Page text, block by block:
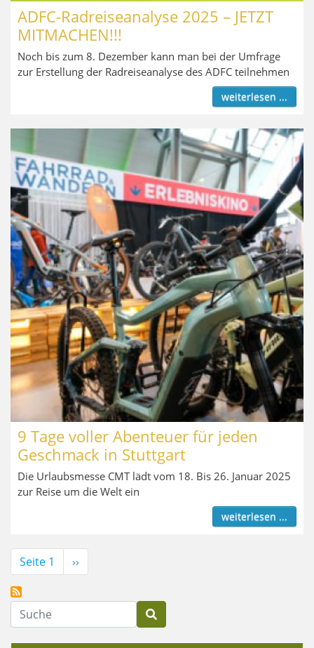
ADFC-Radreiseanalyse 2025 – JETZT
MITMACHEN!!!
Noch bis zum 8. Dezember kann man bei der Umfrage
zur Erstellung der Radreiseanalyse des ADFC teilnehmen
weiterlesen ...
9 Tage voller Abenteuer für jeden
Geschmack in Stuttgart
Die Urlaubsmesse CMT lädt vom 18. Bis 26. Januar 2025
zur Reise um die Welt ein
weiterlesen ...
Seitennummerierung
Seite 1
Nächste
Seite
››
Suche